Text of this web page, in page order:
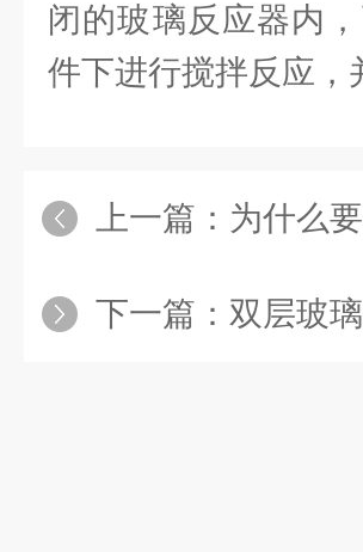
闭的玻璃反应器内
件下进行搅拌反应，
上一篇： 为什么
下一篇： 双层玻璃